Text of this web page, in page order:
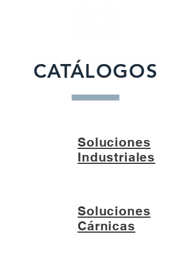
CATÁLOGOS
Soluciones
Industriales
Soluciones
Cárnicas